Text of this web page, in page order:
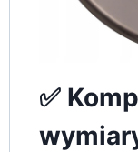
✅